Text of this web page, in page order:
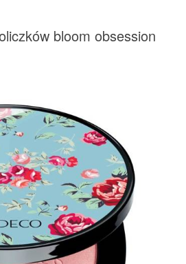
bloom obsession